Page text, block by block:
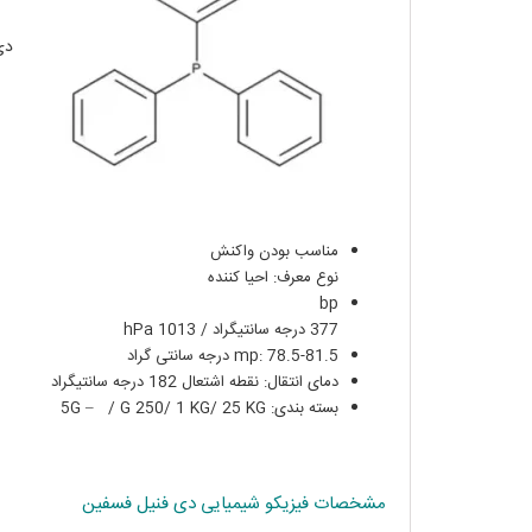
مناسب بودن واکنش
نوع معرف: احیا کننده
bp
377 درجه سانتیگراد / 1013 hPa
mp: 78.5-81.5 درجه سانتی گراد
دمای انتقال: نقطه اشتعال 182 درجه سانتیگراد
بسته بندی: 5G – / G 250/ 1 KG/ 25 KG
مشخصات فیزیکو شیمیایی دی فنیل فسفین